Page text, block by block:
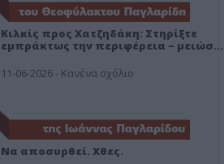
Κιλκίς προς Χατζηδάκη: Στηρίξτε
εμπράκτως την περιφέρεια – μειώσ…
11-06-2026 - Κανένα σχόλιο
Να αποσυρθεί. Χθες.